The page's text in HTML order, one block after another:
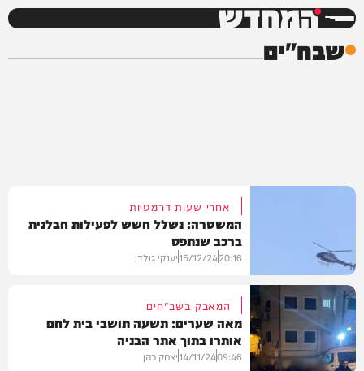
המחדש
שבח"ים
חדשות
אחרי שעות דרמטיות
המשטרה: נשלל חשש לפעילות חבלנית
ברכב שנתפס
20:16
15/12/24יענקי גולדן
המאבק בשב"חים
מאה שערים: תשעה תושבי בית לחם
אותרו בתוך אתר הבניה
09:46
14/11/24יצחק כהן